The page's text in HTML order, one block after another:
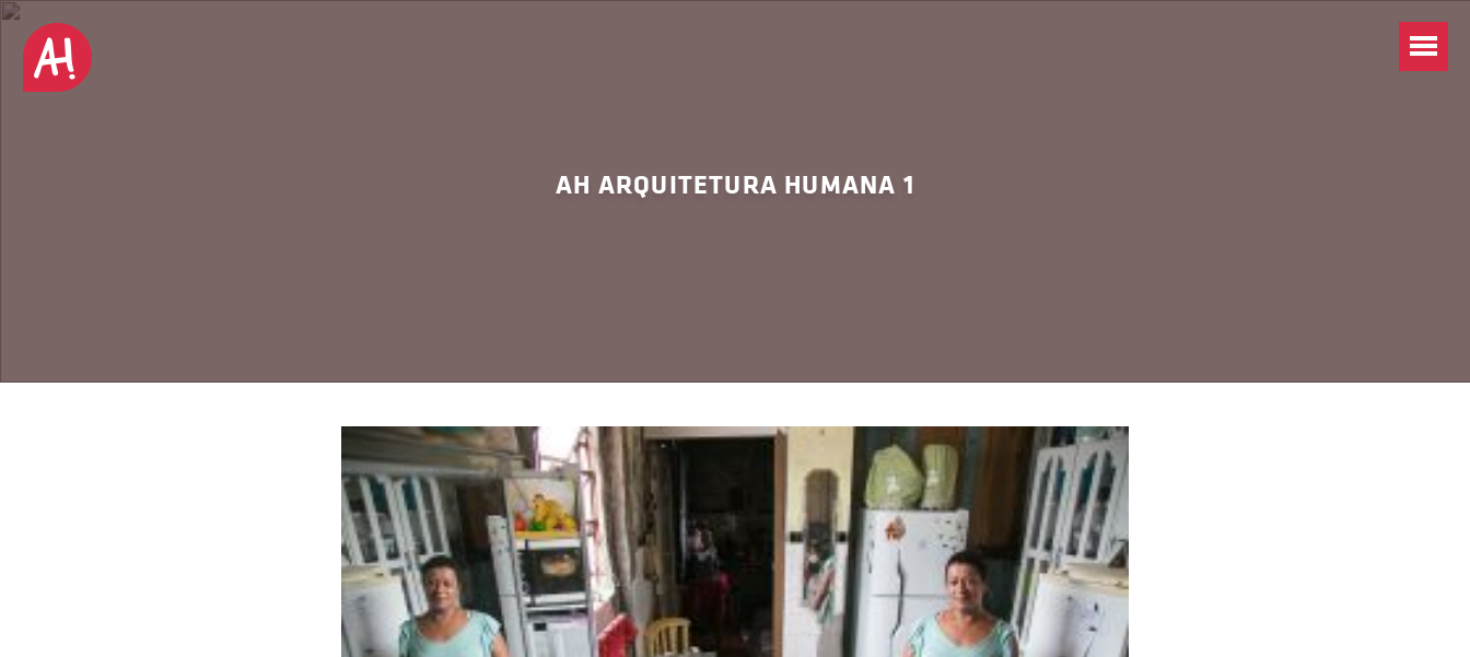
AH ARQUITETURA HUMANA 1